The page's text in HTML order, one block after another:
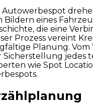
Autowerbespot
Bildern eines
die eine
Prozess vereint
Planung. Vom
Sicherstellung jedes
wie Spot